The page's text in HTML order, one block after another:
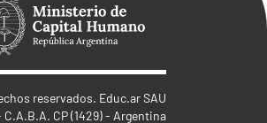
reservados. Educ.ar SAU
C.A.B.A. CP (1429) - Argentina